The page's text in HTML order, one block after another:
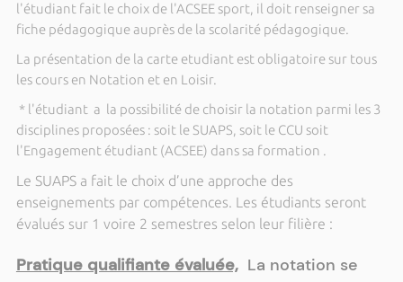
l'étudiant fait le choix de l'ACSEE sport, il doit renseigner sa
fiche pédagogique auprès de la scolarité pédagogique.
La présentation de la carte etudiant est obligatoire sur tous
les cours en Notation et en Loisir.
* l'étudiant a la possibilité de choisir la notation parmi les 3
disciplines proposées : soit le SUAPS, soit le CCU soit
l'Engagement étudiant (ACSEE) dans sa formation .
Le SUAPS a fait le choix d’une approche des
enseignements par compétences. Les étudiants seront
évalués sur 1 voire 2 semestres selon leur filière :
Pratique qualifiante évaluée,La notation se